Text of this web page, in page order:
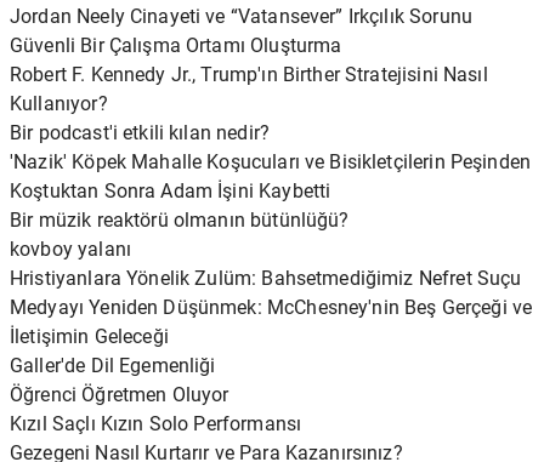
Jordan Neely Cinayeti ve “Vatansever” Irkçılık Sorunu
Güvenli Bir Çalışma Ortamı Oluşturma
Robert F. Kennedy Jr., Trump'ın Birther Stratejisini Nasıl
Kullanıyor?
Bir podcast'i etkili kılan nedir?
'Nazik' Köpek Mahalle Koşucuları ve Bisikletçilerin Peşinden
Koştuktan Sonra Adam İşini Kaybetti
Bir müzik reaktörü olmanın bütünlüğü?
kovboy yalanı
Hristiyanlara Yönelik Zulüm: Bahsetmediğimiz Nefret Suçu
Medyayı Yeniden Düşünmek: McChesney'nin Beş Gerçeği ve
İletişimin Geleceği
Galler'de Dil Egemenliği
Öğrenci Öğretmen Oluyor
Kızıl Saçlı Kızın Solo Performansı
Gezegeni Nasıl Kurtarır ve Para Kazanırsınız?